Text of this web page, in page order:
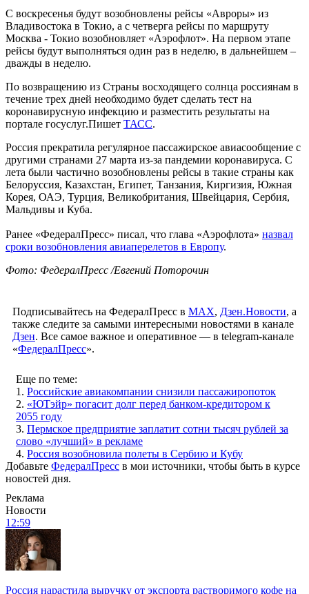
С воскресенья будут возобновлены рейсы «Авроры» из
Владивостока в Токио, а с четверга рейсы по маршруту
Москва - Токио возобновляет «Аэрофлот». На первом этапе
рейсы будут выполняться один раз в неделю, в дальнейшем –
дважды в неделю.
По возвращению из Страны восходящего солнца россиянам в
течение трех дней необходимо будет сделать тест на
коронавирусную инфекцию и разместить результаты на
портале госуслуг.Пишет ТАСС.
Россия прекратила регулярное пассажирское авиасообщение с
другими странами 27 марта из-за пандемии коронавируса. С
лета были частично возобновлены рейсы в такие страны как
Белоруссия, Казахстан, Египет, Танзания, Киргизия, Южная
Корея, ОАЭ, Турция, Великобритания, Швейцария, Сербия,
Мальдивы и Куба.
Ранее «ФедералПресс» писал, что глава «Аэрофлота» назвал
сроки возобновления авиаперелетов в Европу.
Фото: ФедералПресс /Евгений Поторочин
Подписывайтесь на ФедералПресс в МАХ, Дзен.Новости, а
также следите за самыми интересными новостями в канале
Дзен. Все самое важное и оперативное — в telegram-канале
«ФедералПресс».
Еще по теме:
1. Российские авиакомпании снизили пассажиропоток
2. «ЮТэйр» погасит долг перед банком-кредитором к
2055 году
3. Пермское предприятие заплатит сотни тысяч рублей за
слово «лучший» в рекламе
4. Россия возобновила полеты в Сербию и Кубу
Добавьте ФедералПресс в мои источники, чтобы быть в курсе
новостей дня.
Реклама
Новости
12:59
Россия нарастила выручку от экспорта растворимого кофе на